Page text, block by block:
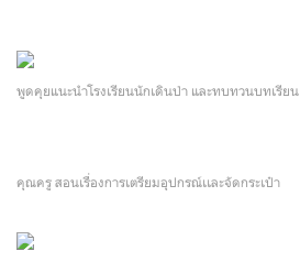
พูดคุยแนะนำโรงเรียนนักเดินป่า และทบทวนบทเรียน
คุณครู สอนเรื่องการเตรียมอุปกรณ์เเละจัดกระเป๋า